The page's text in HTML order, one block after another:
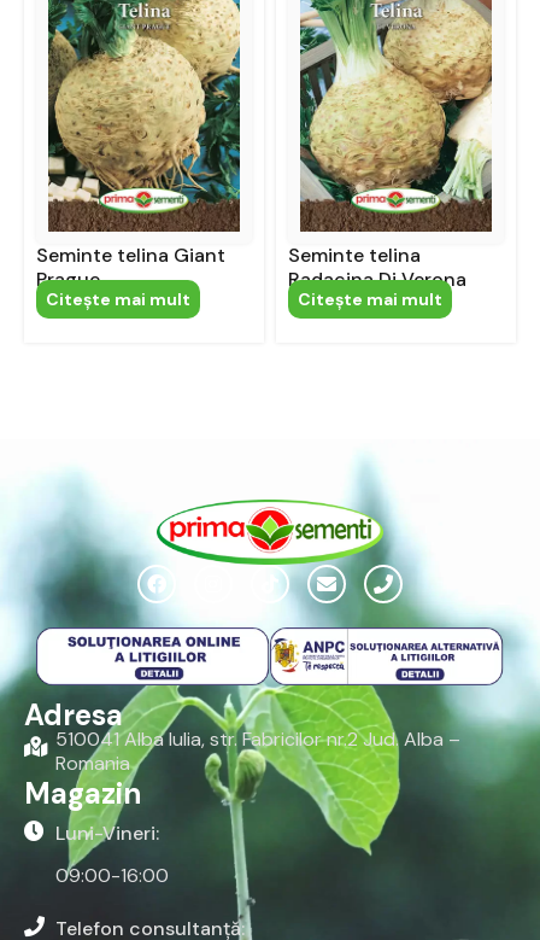
Seminte telina Giant
Prague
Citeşte mai mult
Seminte telina
Radacina Di Verona
Citeşte mai mult
Adresa
510041 Alba Iulia, str. Fabricilor nr.2 Jud. Alba –
Romania
Magazin
Luni-Vineri:
09:00-16:00
Telefon consultanță: